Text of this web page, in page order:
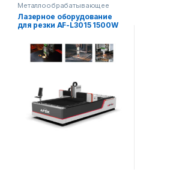
Металлообрабатывающее
оборудование
Лазерное оборудование
для резки AF-L3015 1500W